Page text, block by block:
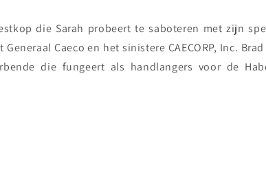
die Sarah probeert te saboteren met zijn
Caeco en het sinistere CAECORP, Inc.
die fungeert als handlangers voor de